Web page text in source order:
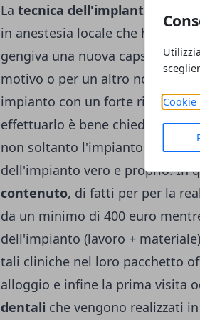
Cookie
La tecnica dell'implantologia
in anestesia locale che ha
gengiva una nuova capsula
motivo o per un altro non è più
impianto con un forte risparmio
effettuarlo è bene chiedere
non soltanto l'impianto ma
dell'impianto vero e proprio. In
contenuto, di fatti per per la
da un minimo di 400 euro
dell'impianto (lavoro +
tali cliniche nel loro pacchetto
alloggio e infine la prima visita
dentali che vengono realizzati